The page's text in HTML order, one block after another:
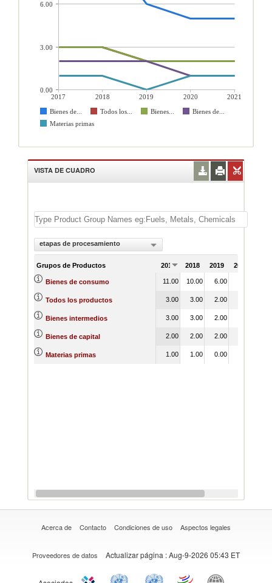
2017 2018 2019 2020
2021
Bienes de...
Todos los... Bienes...
Bienes de...
Materias primas
6.00
3.00
0.00
VISTA DE CUADRO
etapas de procesamiento
Grupos de Productos 2017 2018 2019 2020
Bienes de consumo 11.00 10.00 6.00
Todos los productos 3.00 3.00 2.00
Bienes intermedios 3.00 3.00 2.00
Bienes de capital 2.00 2.00 2.00
Materias primas 1.00 1.00 0.00
Acerca de Contacto Condiciones de uso Aspectos legales
Proveedores de datos Actualizar página : Aug-9-2026 05:43 ET